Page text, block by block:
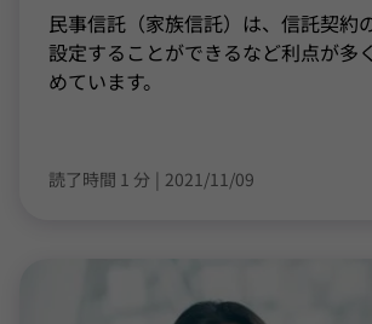
民事信託（家族信託）は、信託契約
設定することができるなど利点が多
めています。
読了時間 1 分 | 2021/11/09